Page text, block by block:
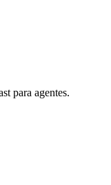
para agentes.